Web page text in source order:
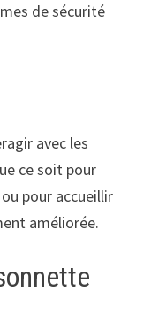
de sécurité
avec les
ce soit pour
pour accueillir
améliorée.